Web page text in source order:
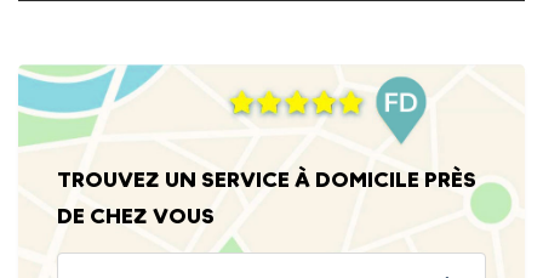
TROUVEZ UN SERVICE À DOMICILE PRÈS
DE CHEZ VOUS